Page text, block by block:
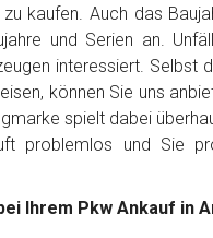
kaufen. Auch das
und Serien an.
interessiert.
können Sie uns
spielt dabei
problemlos und Sie
Ihrem Pkw Ankauf in